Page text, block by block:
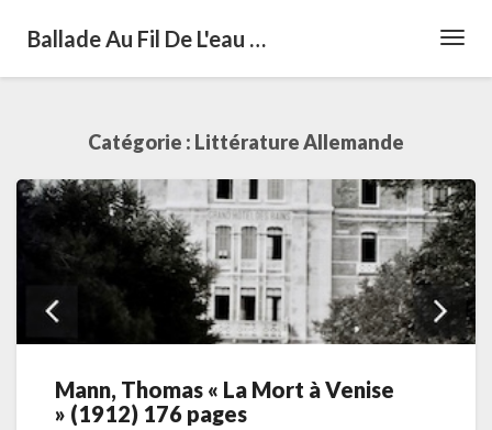
Ballade Au Fil De L'eau …
Catégorie : Littérature Allemande
Mann,
Thomas
Mann, Thomas « La Mort à Venise
» (1912) 176 pages